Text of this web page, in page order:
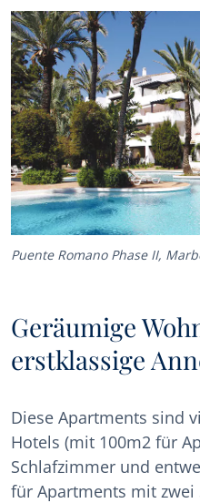
Puente Romano Phase II,
Geräumige
erstklassige
Diese Apartments sind
Hotels (mit 100m2 für
Schlafzimmer und
für Apartments mit zwei